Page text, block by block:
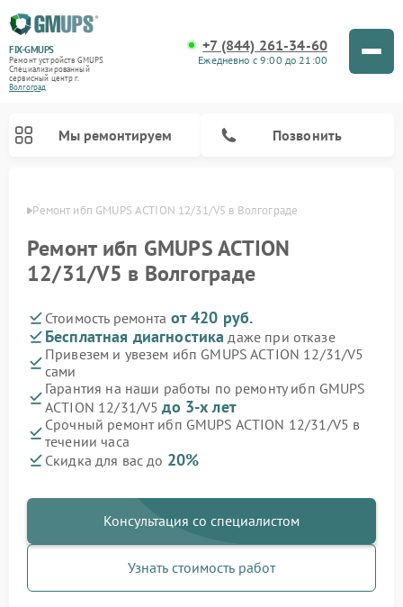
FIX-GMUPS
Ремонт устройств GMUPS
Специализированный
cервисный центр г.
Волгоград
+7 (844) 261-34-60
Ежедневно с 9:00 до 21:00
Мы ремонтируем Позвонить
Ремонт ибп GMUPS ACTION 12/31/V5 в Волгограде
Ремонт ибп GMUPS ACTION
12/31/V5 в Волгограде
Стоимость ремонта от 420 руб.
Бесплатная диагностика даже при отказе
Привезем и увезем ибп GMUPS ACTION 12/31/V5
сами
Гарантия на наши работы по ремонту ибп GMUPS
ACTION 12/31/V5до 3-х лет
Срочный ремонт ибп GMUPS ACTION 12/31/V5 в
течении часа
Скидка для вас до 20%
Консультация со специалистом
Узнать стоимость работ